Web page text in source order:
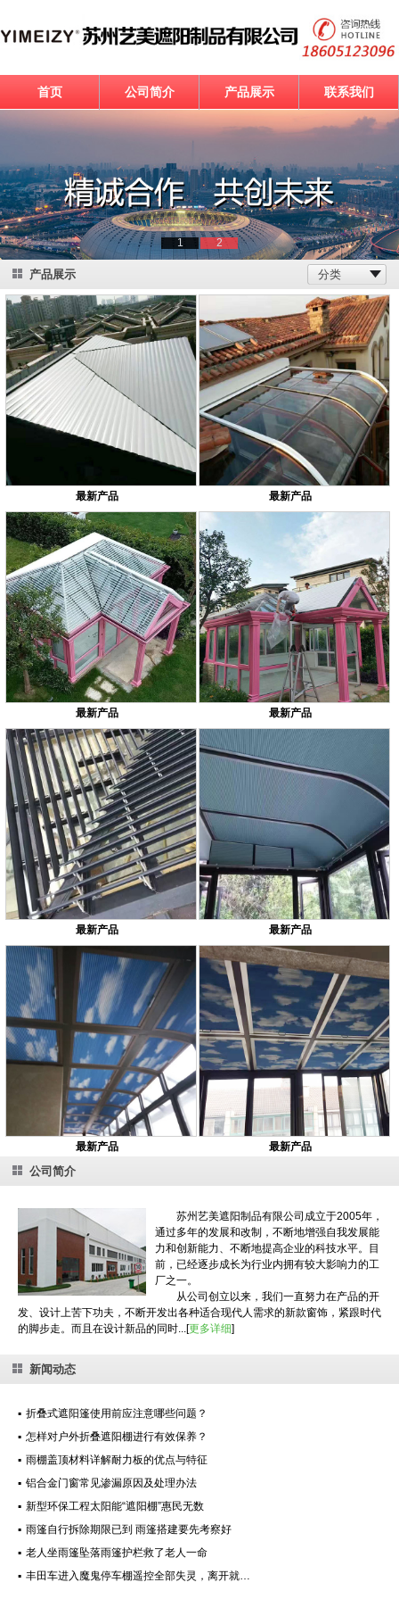
首页 公司简介 产品展示 联系我们
1 2
产品展示 分类
最新产品 最新产品
最新产品 最新产品
最新产品 最新产品
最新产品 最新产品
公司简介
苏州艺美遮阳制品有限公司成立于2005年，
通过多年的发展和改制，不断地增强自我发展能
力和创新能力、不断地提高企业的科技水平。目
前，已经逐步成长为行业内拥有较大影响力的工
厂之一。
从公司创立以来，我们一直努力在产品的开
发、设计上苦下功夫，不断开发出各种适合现代人需求的新款窗饰，紧跟时代
的脚步走。而且在设计新品的同时...[更多详细]
新闻动态
▪ 折叠式遮阳篷使用前应注意哪些问题？
▪ 怎样对户外折叠遮阳棚进行有效保养？
▪ 雨棚盖顶材料详解耐力板的优点与特征
▪ 铝合金门窗常见渗漏原因及处理办法
▪ 新型环保工程太阳能“遮阳棚”惠民无数
▪ 雨篷自行拆除期限已到 雨篷搭建要先考察好
▪ 老人坐雨篷坠落雨篷护栏救了老人一命
▪ 丰田车进入魔鬼停车棚遥控全部失灵，离开就…